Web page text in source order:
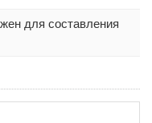
для составления